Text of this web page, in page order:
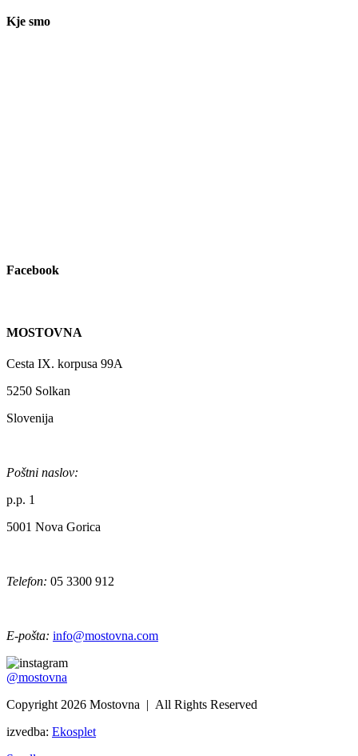
Kje smo
Facebook
MOSTOVNA
Cesta IX. korpusa 99A
5250 Solkan
Slovenija
Poštni naslov:
p.p. 1
5001 Nova Gorica
Telefon: 05 3300 912
E-pošta: info@mostovna.com
@mostovna
Copyright 2026 Mostovna | All Rights Reserved
izvedba: Ekosplet